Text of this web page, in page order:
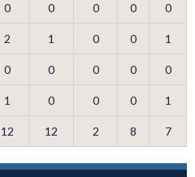
0 0 0 0 0
2 1 0 0 1
0 0 0 0 0
1 0 0 0 1
12 12 2 8 7